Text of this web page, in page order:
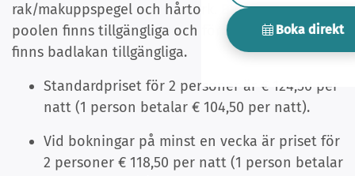
Boka direkt
rak/makuppspegel och hårtork. Badlakan för
poolen finns tillgängliga och för en stranddag
finns badlakan tillgängliga.
Standardpriset för 2 personer är € 124,50 per
natt (1 person betalar € 104,50 per natt).
Vid bokningar på minst en vecka är priset för
2 personer € 118,50 per natt (1 person betalar